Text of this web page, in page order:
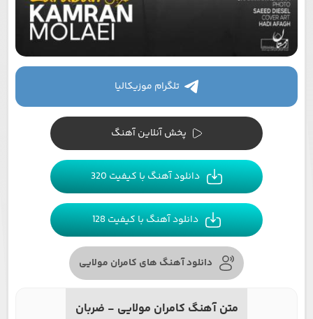
تلگرام موزیکالیا
پخش آنلاین آهنگ
دانلود آهنگ با کیفیت 320
دانلود آهنگ با کیفیت 128
دانلود آهنگ های کامران مولایی
متن آهنگ کامران مولایی - ضربان